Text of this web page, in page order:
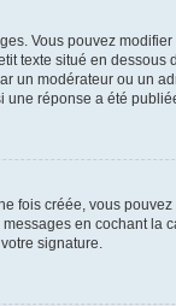
Vous pouvez
texte situé en dessous
un modérateur ou un
réponse a été
fois créée, vous
en cochant la
signature.